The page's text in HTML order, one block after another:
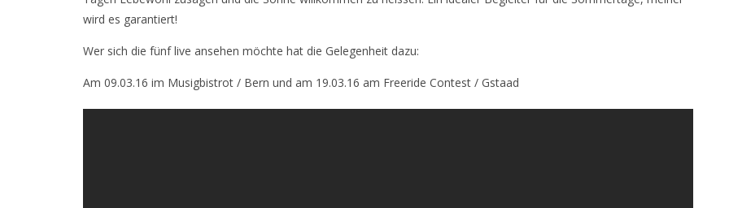
wird es garantiert!
Wer sich die fünf live ansehen möchte hat die Gelegenheit dazu:
Am 09.03.16 im Musigbistrot / Bern und am 19.03.16 am Freeride Contest / Gstaad